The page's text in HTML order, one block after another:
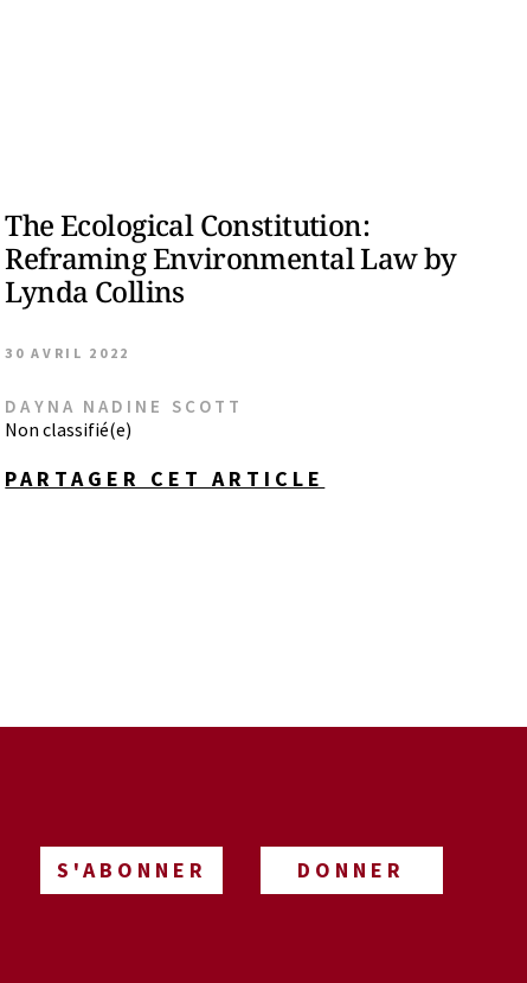
The Ecological Constitution:
Reframing Environmental Law by
Lynda Collins
30 AVRIL 2022
DAYNA NADINE SCOTT
Non classifié(e)
PARTAGER CET ARTICLE
S'ABONNER DONNER